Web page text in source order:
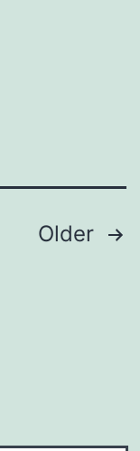
Older